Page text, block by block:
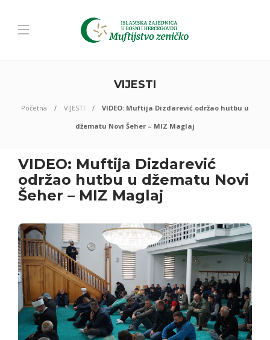
VIJESTI
Početna VIJESTI
VIDEO: Muftija Dizdarević održao hutbu u
džematu Novi Šeher – MIZ Maglaj
VIDEO: Muftija Dizdarević
održao hutbu u džematu Novi
Šeher – MIZ Maglaj